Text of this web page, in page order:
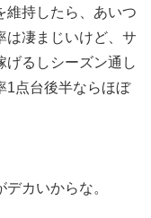
維持したら、あいつ
は凄まじいけど、サ
げるしシーズン通し
1点台後半ならほぼ
カいからな。